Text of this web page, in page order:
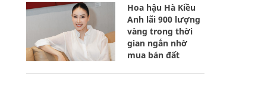
Hoa hậu Hà Kiều
Anh lãi 900 lượng
vàng trong thời
gian ngắn nhờ
mua bán đất